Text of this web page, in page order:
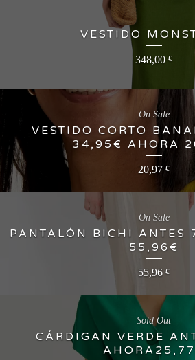
VESTIDO
348,00 €
VESTIDO CORTO
34,95€ AHORA
20,97 €
On Sale
PANTALÓN BICHI ANTES
55,96€
55,96 €
On Sale
CÁRDIGAN VERDE
Sold Out